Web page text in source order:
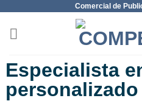
Comercial de
Especialista
personalizado